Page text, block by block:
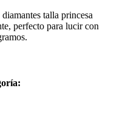
talla princesa
perfecto para lucir con